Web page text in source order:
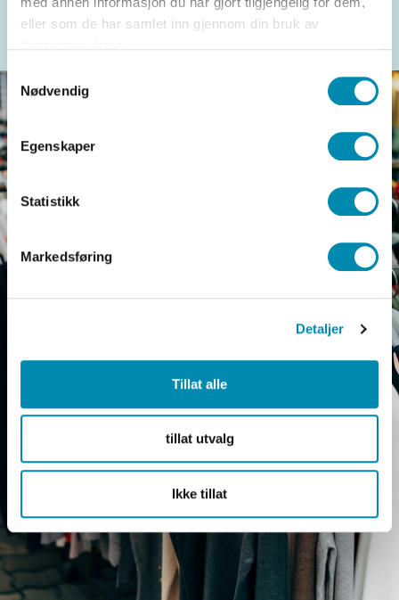
eller som de har samlet inn gjennom din bruk av
Samtykkevalg
Nødvendig
Egenskaper
Statistikk
Markedsføring
Detaljer
Tillat alle
tillat utvalg
Ikke tillat
enkelt justere beholdning og salgsdata.